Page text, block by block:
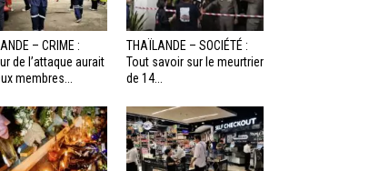
– CRIME :
de l’attaque aurait
membres...
THAÏLANDE – SOCIÉTÉ :
Tout savoir sur le meurtrier
de 14...